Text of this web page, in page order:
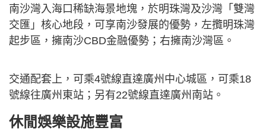
南沙灣入海口稀缺海景地塊，於明珠灣及沙灣「雙灣
交匯」核心地段，可享南沙發展的優勢，左攬明珠灣
起步區，擁南沙CBD金融優勢；右擁南沙灣區。
交通配套上，可乘4號線直達廣州中心城區，可乘18
號線往廣州東站；另有22號線直達廣州南站。
休閒娛樂設施豐富